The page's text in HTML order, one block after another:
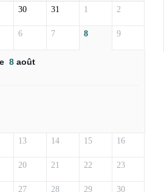
30 31 1 2
6 7 8 9
8 août
13 14 15 16
20 21 22 23
27 28 29 30